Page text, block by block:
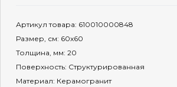
Артикул товара: 610010000848
Размер, см: 60x60
Толщина, мм: 20
Поверхность: Структурированная
Материал: Керамогранит